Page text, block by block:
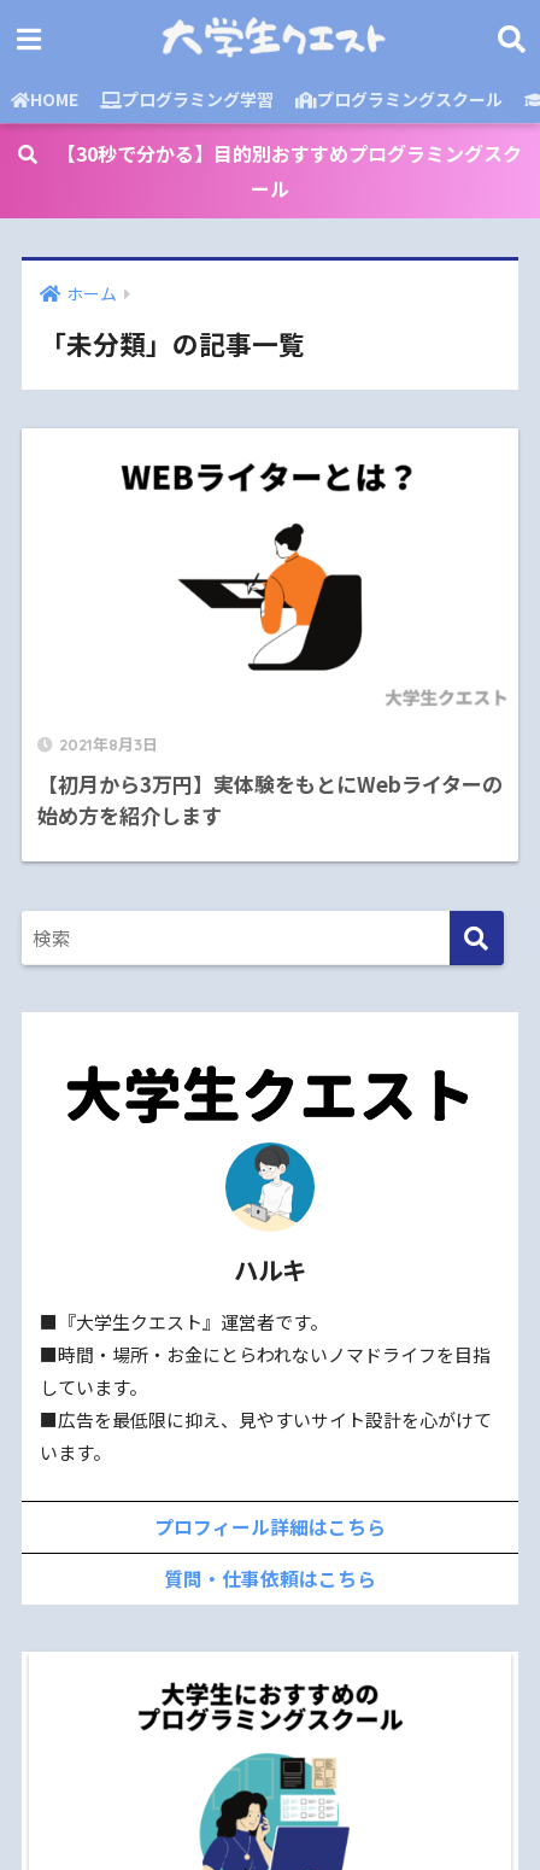
HOME プログラミング学習 プログラミングスクール
【30秒で分かる】目的別おすすめプログラミングスク
ール
ホーム
「未分類」の記事一覧
2021年8月3日
【初月から3万円】実体験をもとにWebライターの
始め方を紹介します
ハルキ
■『大学生クエスト』運営者です。
■時間・場所・お金にとらわれないノマドライフを目指
しています。
■広告を最低限に抑え、見やすいサイト設計を心がけて
います。
プロフィール詳細はこちら
質問・仕事依頼はこちら